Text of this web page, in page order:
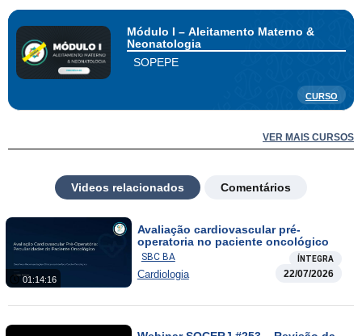
Módulo I – Aleitamento Materno &
Neonatologia
SOPEPE
CURSO
VER MAIS CURSOS
Videos relacionados Comentários
01:14:16
Avaliação cardiovascular pré-
operatoria no paciente oncológico
SBC BA ÍNTEGRA
Cardiologia 22/07/2026